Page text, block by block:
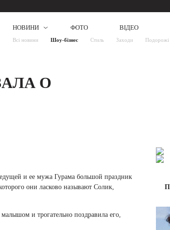
НОВИНИ
Всі новини Шоу-бізнес Стиль Заходи Подорожі
ФОТО ВІДЕО
О
и ее мужа Гурама большой праздник
они ласково называют Солик,
и трогательно поздравила его,